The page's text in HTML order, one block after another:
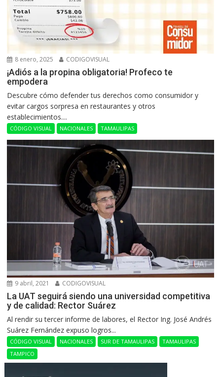
8 enero, 2025 CODIGOVISUAL
¡Adiós a la propina obligatoria! Profeco te
empodera
Descubre cómo defender tus derechos como consumidor y
evitar cargos sorpresa en restaurantes y otros
establecimientos....
CÓDIGO VISUAL NACIONALES TAMAULIPAS
9 abril, 2021 CODIGOVISUAL
La UAT seguirá siendo una universidad competitiva
y de calidad: Rector Suárez
Al rendir su tercer informe de labores, el Rector Ing. José Andrés
Suárez Fernández expuso logros...
CÓDIGO VISUAL NACIONALES SUR DE TAMAULIPAS
TAMAULIPAS
TAMPICO